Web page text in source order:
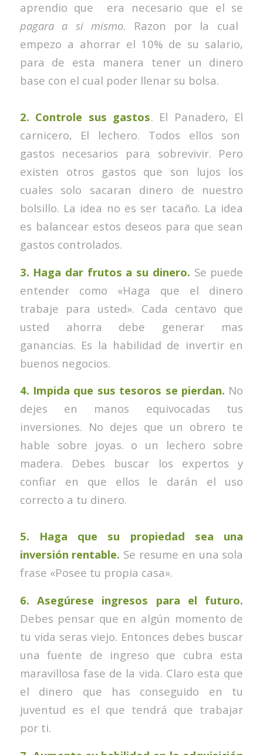
aprendio que era necesario que el se
pagara a si mismo. Razon por la cual
empezo a ahorrar el 10% de su salario,
para de esta manera tener un dinero
base con el cual poder llenar su bolsa.
2. Controle sus gastos. El Panadero, El
carnicero, El lechero. Todos ellos son
gastos necesarios para sobrevivir. Pero
existen otros gastos que son lujos los
cuales solo sacaran dinero de nuestro
bolsillo. La idea no es ser tacaño. La idea
es balancear estos deseos para que sean
gastos controlados.
3. Haga dar frutos a su dinero. Se puede
entender como «Haga que el dinero
trabaje para usted». Cada centavo que
usted ahorra debe generar mas
ganancias. Es la habilidad de invertir en
buenos negocios.
4. Impida que sus tesoros se pierdan. No
dejes en manos equivocadas tus
inversiones. No dejes que un obrero te
hable sobre joyas. o un lechero sobre
madera. Debes buscar los expertos y
confiar en que ellos le darán el uso
correcto a tu dinero.
5. Haga que su propiedad sea una
inversión rentable. Se resume en una sola
frase «Posee tu propia casa».
6. Asegúrese ingresos para el futuro.
Debes pensar que en algún momento de
tu vida seras viejo. Entonces debes buscar
una fuente de ingreso que cubra esta
maravillosa fase de la vida. Claro esta que
el dinero que has conseguido en tu
juventud es el que tendrá que trabajar
por ti.